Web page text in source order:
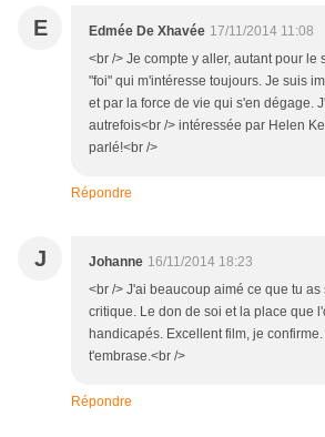
E Edmée De Xhavée 17/11/2014 11:08
<br /> Je compte y aller, autant pour le
"foi" qui m'intéresse toujours. Je suis
et par la force de vie qui s'en dégage.
autrefois<br /> intéressée par Helen
parlé!<br />
Répondre
J Johanne 16/11/2014 18:23
<br /> J'ai beaucoup aimé ce que tu
critique. Le don de soi et la place que
handicapés. Excellent film, je
t'embrase.<br />
Répondre